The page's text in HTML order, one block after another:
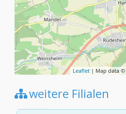
Leaflet | Map data ©
weitere Filialen